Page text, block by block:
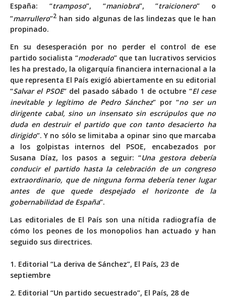
España: “tramposo”, “maniobra”, ”traicionero” o
”marrullero”2 han sido algunas de las lindezas que le han
propinado.
En su desesperación por no perder el control de ese
partido socialista “moderado” que tan lucrativos servicios
les ha prestado, la oligarquía financiera internacional a la
que representa El País exigíó abiertamente en su editorial
“Salvar el PSOE” del pasado sábado 1 de octubre “El cese
inevitable y legítimo de Pedro Sánchez” por “no ser un
dirigente cabal, sino un insensato sin escrúpulos que no
duda en destruir el partido que con tanto desacierto ha
dirigido”. Y no sólo se limitaba a opinar sino que marcaba
a los golpistas internos del PSOE, encabezados por
Susana Díaz, los pasos a seguir: “Una gestora debería
conducir el partido hasta la celebración de un congreso
extraordinario, que de ninguna forma debería tener lugar
antes de que quede despejado el horizonte de la
gobernabilidad de España”.
Las editoriales de El País son una nítida radiografía de
cómo los peones de los monopolios han actuado y han
seguido sus directrices.
1. Editorial “La deriva de Sánchez”, El País, 23 de
septiembre
2. Editorial “Un partido secuestrado”, El País, 28 de